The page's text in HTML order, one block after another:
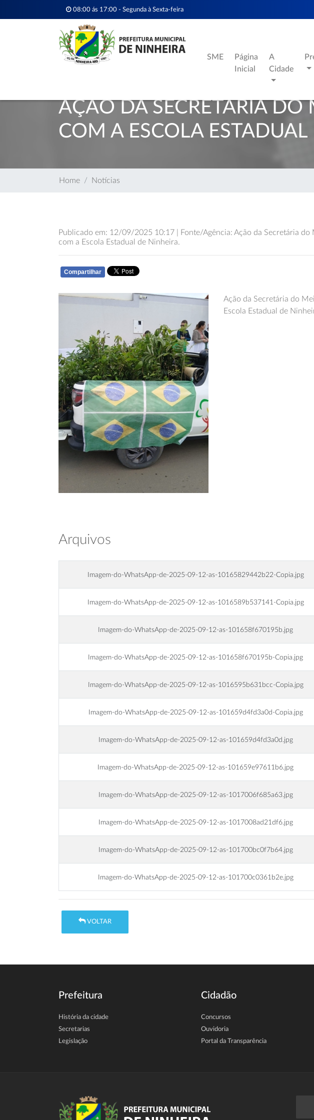
08:00 ás 17:00 - Segunda à Sexta-feira
SME
Página
Inicial
A
Cidade
AÇÃO DA SECRETÁRIA
COM A ESCOLA
Home Notícias
Publicado em: 12/09/2025 10:17 | Fonte/Agência: Ação da Secretária do
com a Escola Estadual de Ninheira.
Compartilhar
Ação da Secretária do
Escola Estadual de
Arquivos
Imagem-do-WhatsApp-de-2025-09-12-as-10165829442b22-Copia.jpg
Imagem-do-WhatsApp-de-2025-09-12-as-1016589b537141-Copia.jpg
Imagem-do-WhatsApp-de-2025-09-12-as-101658f670195b.jpg
Imagem-do-WhatsApp-de-2025-09-12-as-101658f670195b-Copia.jpg
Imagem-do-WhatsApp-de-2025-09-12-as-1016595b631bcc-Copia.jpg
Imagem-do-WhatsApp-de-2025-09-12-as-101659d4fd3a0d-Copia.jpg
Imagem-do-WhatsApp-de-2025-09-12-as-101659d4fd3a0d.jpg
Imagem-do-WhatsApp-de-2025-09-12-as-101659e97611b6.jpg
Imagem-do-WhatsApp-de-2025-09-12-as-1017006f685a63.jpg
Imagem-do-WhatsApp-de-2025-09-12-as-1017008ad21df6.jpg
Imagem-do-WhatsApp-de-2025-09-12-as-101700bc0f7b64.jpg
Imagem-do-WhatsApp-de-2025-09-12-as-101700c0361b2e.jpg
VOLTAR
Prefeitura
História da cidade
Secretarias
Legislação
Cidadão
Concursos
Ouvidoria
Portal da Transparência